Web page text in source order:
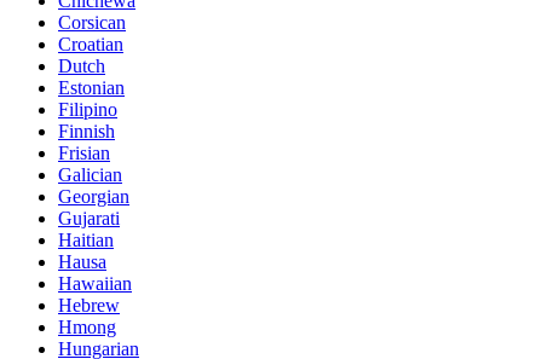
Corsican
Croatian
Dutch
Estonian
Filipino
Finnish
Frisian
Galician
Georgian
Gujarati
Haitian
Hausa
Hawaiian
Hebrew
Hmong
Hungarian